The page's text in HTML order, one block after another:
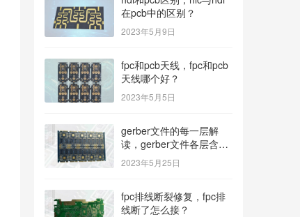
在pcb中的区别？
2023年5月9日
fpc和pcb天线，fpc和pcb
天线哪个好？
2023年5月5日
gerber文件的每一层解
读，gerber文件各层含
义？
2023年5月25日
fpc排线断裂修复，fpc排
线断了怎么接？